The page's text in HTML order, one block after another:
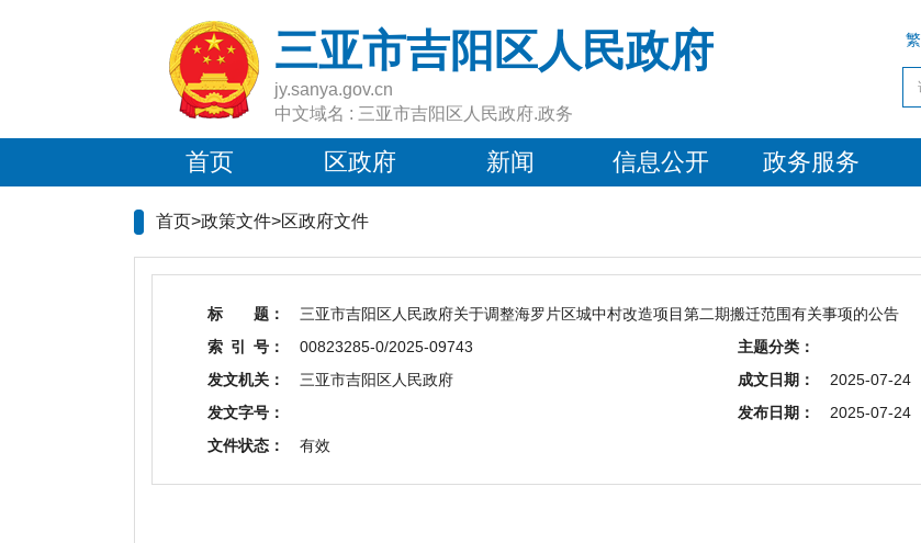
三亚市吉阳区人民政府
jy.sanya.gov.cn
中文域名 : 三亚市吉阳区人民政府.政务
繁
首页 区政府 新闻 信息公开 政务服务
首页>政策文件>区政府文件
标 题：
三亚市吉阳区人民政府关于调整海罗片区城中村改造项目第二期搬迁范围有关事项的公告
索 引 号：
00823285-0/2025-09743
主题分类：
发文机关：
三亚市吉阳区人民政府 成文日期：
2025-07-24
发文字号：
发布日期：
2025-07-24
文件状态：
有效